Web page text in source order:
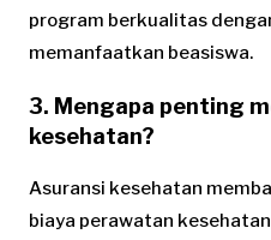
program berkualitas
memanfaatkan beasiswa.
3. Mengapa penting
kesehatan?
Asuransi kesehatan
biaya perawatan